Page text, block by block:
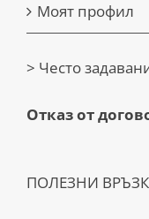
Моят профил
> Често
Отказ от
ПОЛЕЗНИ